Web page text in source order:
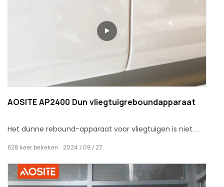
AOSITE AP2400 Dun vliegtuigreboundapparaat
Het dunne rebound-apparaat voor vliegtuigen is niet
ontwerp, speciaal op maat gemaakt voor u die
uitstekende kwaliteit nastreeft.
2024 09 27
628 keer bekeken